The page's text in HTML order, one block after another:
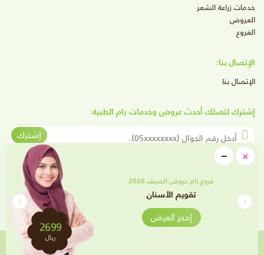
×
close−
Minimize
2699
ريال
فروع رام عروض الصيف 2026
تقويم الأسنان
إحجز العرض
خدمات زراعة الشعر
العروض
الفروع
الإتصال بنا:
الإتصال بنا
إشترك لتصلك أحدث عروض وخدمات رام الطبية:
أدخل رقم الجوال
إشترك
تم تطويره بواسطة